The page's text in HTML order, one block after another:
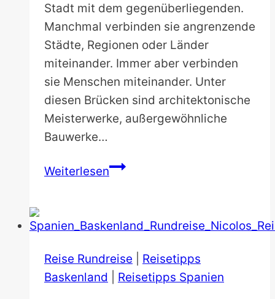
Stadt mit dem gegenüberliegenden.
Manchmal verbinden sie angrenzende
Städte, Regionen oder Länder
miteinander. Immer aber verbinden
sie Menschen miteinander. Unter
diesen Brücken sind architektonische
Meisterwerke, außergewöhnliche
Bauwerke…
WeiterlesenDie
Brücken
Welt:
Die
Reise Rundreise
Reisetipps
Baskenland
Reisetipps Spanien